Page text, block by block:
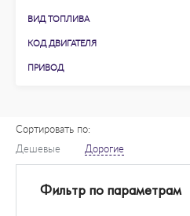
ВИД ТОПЛИВА
КОД ДВИГАТЕЛЯ
ПРИВОД
Сортировать по:
Дешевые
Дорогие
Фильтр по параметрам